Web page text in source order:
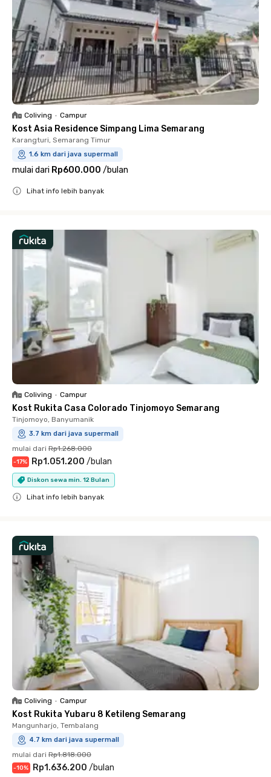
Coliving • Campur
Kost Asia Residence Simpang Lima Semarang
Karangturi, Semarang Timur
1.6 km dari java supermall
mulai dari Rp600.000 /bulan
Lihat info lebih banyak
Coliving • Campur
Kost Rukita Casa Colorado Tinjomoyo Semarang
Tinjomoyo, Banyumanik
3.7 km dari java supermall
mulai dari Rp1.268.000
-17% Rp1.051.200 /bulan
Diskon sewa min. 12 Bulan
Lihat info lebih banyak
Coliving • Campur
Kost Rukita Yubaru 8 Ketileng Semarang
Mangunharjo, Tembalang
4.7 km dari java supermall
mulai dari Rp1.818.000
-10% Rp1.636.200 /bulan